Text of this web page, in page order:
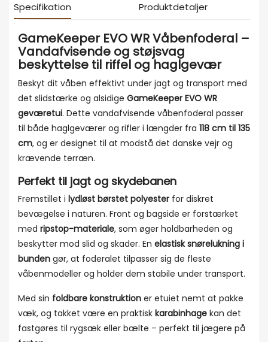
Specifikation Produktdetaljer
GameKeeper EVO WR Våbenfoderal –
Vandafvisende og støjsvag
beskyttelse til riffel og haglgevær
Beskyt dit våben effektivt under jagt og transport med
det slidstærke og alsidige GameKeeper EVO WR
geværetui. Dette vandafvisende våbenfoderal passer
til både haglgeværer og rifler i længder fra 118 cm til 135
cm, og er designet til at modstå det danske vejr og
krævende terræn.
Perfekt til jagt og skydebanen
Fremstillet i lydløst børstet polyester for diskret
bevægelse i naturen. Front og bagside er forstærket
med ripstop-materiale, som øger holdbarheden og
beskytter mod slid og skader. En elastisk snørelukning i
bunden gør, at foderalet tilpasser sig de fleste
våbenmodeller og holder dem stabile under transport.
Med sin foldbare konstruktion er etuiet nemt at pakke
væk, og takket være en praktisk karabinhage kan det
fastgøres til rygsæk eller bælte – perfekt til jægere på